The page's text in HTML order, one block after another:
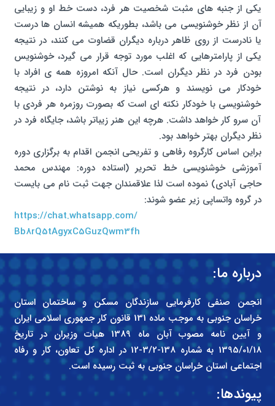
یکی از جنبه های مثبت شخصیت هر فرد، دست خط او و زیبایی
آن از نظر خوشنویسی می باشد، بطوریکه همیشه انسان ها درست
یا نادرست از روی ظاهر درباره دیگران قضاوت می کنند، در نتیجه
یکی از پارامترهایی که اغلب مورد توجه قرار می گیرد، خوشنویس
بودن فرد در نظر دیگران است. حال آنکه امروزه همه ی افراد با
خودکار می نویسند و هرکسی نیاز به نوشتن دارد، در نتیجه
خوشنویسی با خودکار نکته ای است که بصورت روزمره هر فردی با
آن سرو کار خواهد داشت. هرچه این هنر زیباتر باشد، جایگاه فرد در
نظر دیگران بهتر خواهد بود.
براین اساس کارگروه رفاهی و تفریحی انجمن اقدام به برگزاری دوره
آموزشی خوشنویسی خط تحریر (استاده دوره: مهندس محمد
حاجی آبادی) نموده است لذا علاقمندان جهت ثبت نام می بایست
در گروه واتساپی زیر عضو شوند:
https://chat.whatsapp.com/
Bb8rQ5tAgyxC5GuzQwm3fh
درباره ما:
انجمن صنفی کارفرمایی سازندگان مسکن و ساختمان استان
خراسان جنوبی به موجب ماده 131 قانون کار جمهوری اسلامی ایران
و آیین نامه مصوب آبان ماه 1389 هیات وزیران در تاریخ
1395/01/18 به شماره 138-3/2-12 در اداره کل تعاون، کار و رفاه
اجتماعی استان خراسان جنوبی به ثبت رسیده است.
پیوندها: